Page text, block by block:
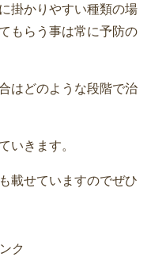
掛かりやすい種類の場
もらう事は常に予防の
はどのような段階で治
いきます。
載せていますのでぜひ
ク